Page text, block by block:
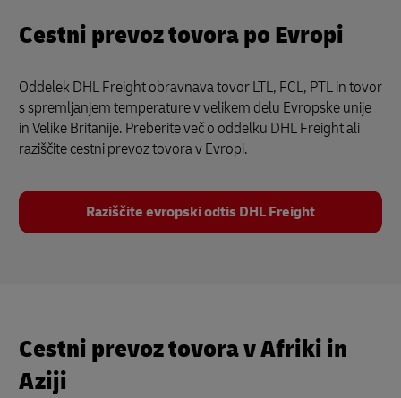
Cestni prevoz tovora po Evropi
Oddelek DHL Freight obravnava tovor LTL, FCL, PTL in tovor
s spremljanjem temperature v velikem delu Evropske unije
in Velike Britanije. Preberite več o oddelku DHL Freight ali
raziščite cestni prevoz tovora v Evropi.
Raziščite evropski odtis DHL Freight
Cestni prevoz tovora v Afriki in
Aziji